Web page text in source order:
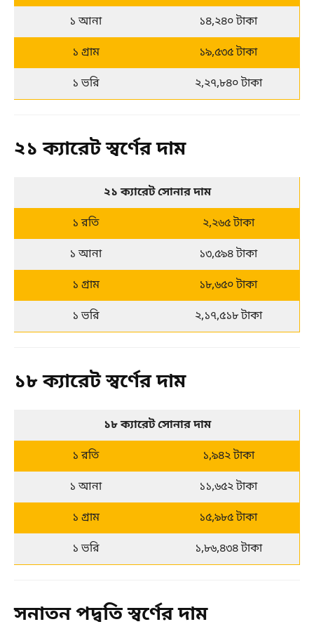
১ আনা
১৪,২৪০ টাকা
১ গ্রাম
১৯,৫৩৫ টাকা
১ ভরি
২,২৭,৮৪০ টাকা
২১ ক্যারেট স্বর্ণের দাম
২১ ক্যারেট সোনার দাম
১ রতি
২,২৬৫ টাকা
১ আনা
১৩,৫৯৪ টাকা
১ গ্রাম
১৮,৬৫০ টাকা
১ ভরি
২,১৭,৫১৮ টাকা
১৮ ক্যারেট স্বর্ণের দাম
১৮ ক্যারেট সোনার দাম
১ রতি
১,৯৪২ টাকা
১ আনা
১১,৬৫২ টাকা
১ গ্রাম
১৫,৯৮৫ টাকা
১ ভরি
১,৮৬,৪৩৪ টাকা
সনাতন পদ্বতি স্বর্ণের দাম